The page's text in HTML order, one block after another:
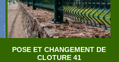
POSE ET CHANGEMENT DE
CLOTURE 41